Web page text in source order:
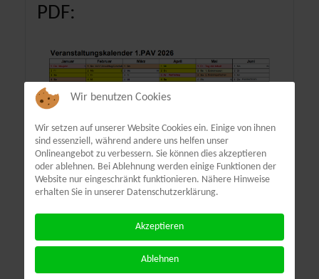
PDF:
Terminübersicht
Wir benutzen Cookies
Wir setzen auf unserer Website Cookies ein. Einige von ihnen
sind essenziell, während andere uns helfen unser
Onlineangebot zu verbessern. Sie können dies akzeptieren
oder ablehnen. Bei Ablehnung werden einige Funktionen der
Website nur eingeschränkt funktionieren. Nähere Hinweise
erhalten Sie in unserer Datenschutzerklärung.
Akzeptieren
Ablehnen